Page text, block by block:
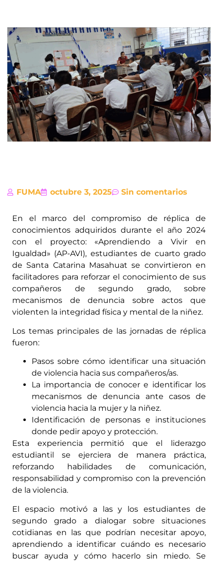
FUMA octubre 3, 2025 Sin comentarios
En el marco del compromiso de réplica de
conocimientos adquiridos durante el año 2024
con el proyecto: «Aprendiendo a Vivir en
Igualdad» (AP-AVI), estudiantes de cuarto grado
de Santa Catarina Masahuat se convirtieron en
facilitadores para reforzar el conocimiento de sus
compañeros de segundo grado, sobre
mecanismos de denuncia sobre actos que
violenten la integridad física y mental de la niñez.
Los temas principales de las jornadas de réplica
fueron:
Pasos sobre cómo identificar una situación
de violencia hacia sus compañeros/as.
La importancia de conocer e identificar los
mecanismos de denuncia ante casos de
violencia hacia la mujer y la niñez.
Identificación de personas e instituciones
donde pedir apoyo y protección.
Esta experiencia permitió que el liderazgo
estudiantil se ejerciera de manera práctica,
reforzando habilidades de comunicación,
responsabilidad y compromiso con la prevención
de la violencia.
El espacio motivó a las y los estudiantes de
segundo grado a dialogar sobre situaciones
cotidianas en las que podrían necesitar apoyo,
aprendiendo a identificar cuándo es necesario
buscar ayuda y cómo hacerlo sin miedo. Se